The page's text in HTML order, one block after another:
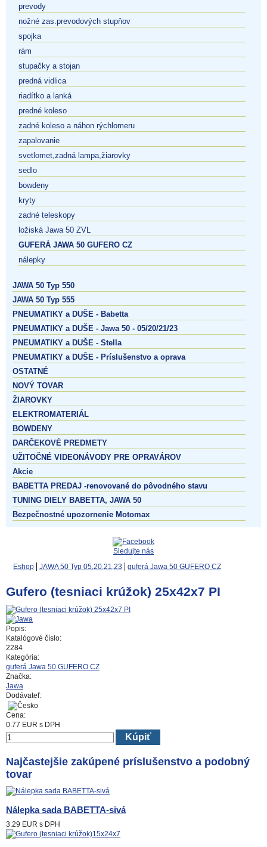
prevody
nožné zas.prevodových stupňov
spojka
rám
stupačky a stojan
predná vidlica
riadítko a lanká
predné koleso
zadné koleso a náhon rýchlomeru
zapalovanie
svetlomet,zadná lampa,žiarovky
sedlo
bowdeny
kryty
zadné teleskopy
ložiská Jawa 50 ZVL
GUFERÁ JAWA 50 GUFERO CZ
nálepky
JAWA 50 Typ 550
JAWA 50 Typ 555
PNEUMATIKY a DUŠE - Babetta
PNEUMATIKY a DUŠE - Jawa 50 - 05/20/21/23
PNEUMATIKY a DUŠE - Stella
PNEUMATIKY a DUŠE - Príslušenstvo a oprava
OSTATNÉ
NOVÝ TOVAR
ŽIAROVKY
ELEKTROMATERIÁL
BOWDENY
DARČEKOVÉ PREDMETY
UŽITOČNÉ VIDEONÁVODY PRE OPRAVÁROV
Akcie
BABETTA PREDAJ -renovované do pôvodného stavu
TUNING DIELY BABETTA, JAWA 50
Bezpečnostné upozornenie Motomax
Sledujte nás
Eshop
JAWA 50 Typ 05,20,21,23 guferá Jawa 50 GUFERO CZ
Gufero (tesniaci krúžok) 25x42x7 PI
Popis:
Katalógové číslo:
2284
Kategória:
guferá Jawa 50 GUFERO CZ
Značka:
Jawa
Dodávateľ:
Cena:
0.77 EUR s DPH
Kúpiť
Najčastejšie zakúpené príslušenstvo a podobný
tovar
Nálepka sada BABETTA-sivá
3.29 EUR s DPH